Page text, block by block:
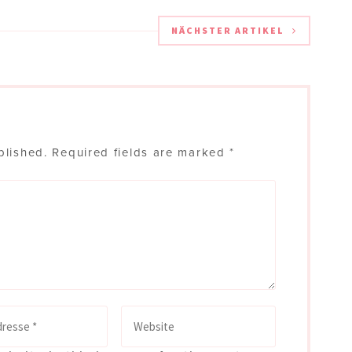
NÄCHSTER ARTIKEL
Required fields are marked*